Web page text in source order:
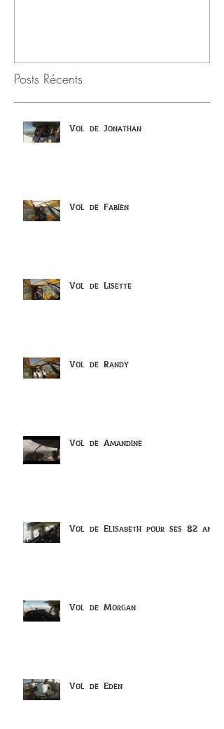
Posts Récents
Vol de Jonathan
Vol de Fabien
Vol de Lisette
Vol de Randy
Vol de Amandine
Vol de Elisabeth pour ses 82 ans
Vol de Morgan
Vol de Eden